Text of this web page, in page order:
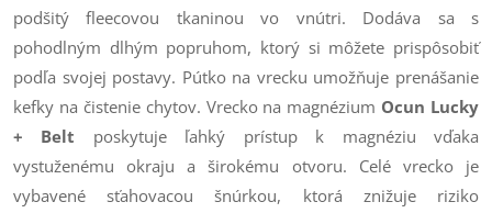
podšitý fleecovou tkaninou vo vnútri. Dodáva sa s
pohodlným dlhým popruhom, ktorý si môžete prispôsobiť
podľa svojej postavy. Pútko na vrecku umožňuje prenášanie
kefky na čistenie chytov. Vrecko na magnézium Ocun Lucky
+ Belt poskytuje ľahký prístup k magnéziu vďaka
vystuženému okraju a širokému otvoru. Celé vrecko je
vybavené sťahovacou šnúrkou, ktorá znižuje riziko